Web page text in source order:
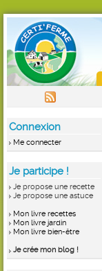
Connexion
Me connecter
Je participe !
Je propose une recette
Je propose une astuce
Mon livre recettes
Mon livre jardin
Mon livre bien-être
Je crée mon blog !